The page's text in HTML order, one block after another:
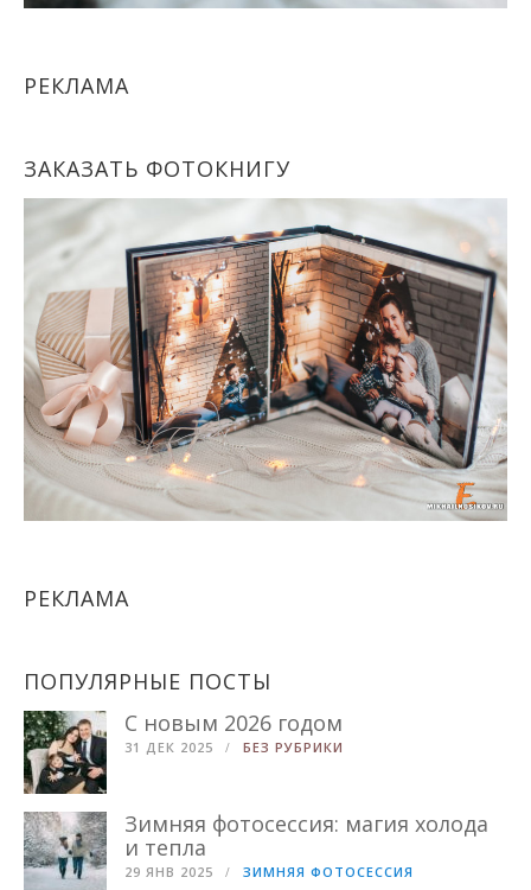
РЕКЛАМА
ЗАКАЗАТЬ ФОТОКНИГУ
РЕКЛАМА
ПОПУЛЯРНЫЕ ПОСТЫ
С новым 2026 годом
31 ДЕК 2025 БЕЗ РУБРИКИ
Зимняя фотосессия: магия холода
и тепла
29 ЯНВ 2025 ЗИМНЯЯ ФОТОСЕССИЯ